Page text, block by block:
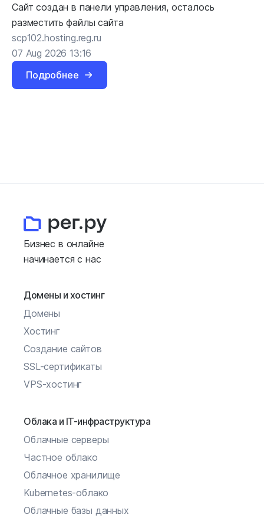
Сайт создан в панели управления, осталось
разместить файлы сайта
scp102.hosting.reg.ru
07 Aug 2026 13:16
Подробнее
Бизнес в онлайне
начинается с нас
Домены и хостинг
Домены
Хостинг
Создание сайтов
SSL-сертификаты
VPS-хостинг
Облака и IT-инфраструктура
Облачные серверы
Частное облако
Облачное хранилище
Kubernetes-облако
Облачные базы данных